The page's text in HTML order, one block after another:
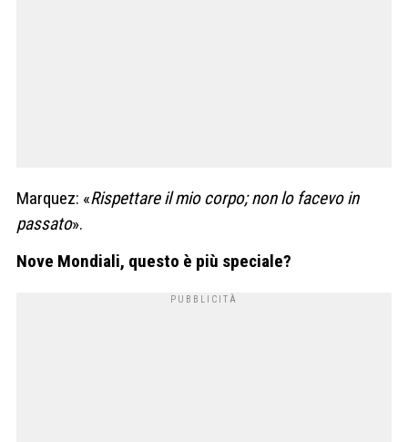
Marquez: «Rispettare il mio corpo; non lo facevo in
passato».
Nove Mondiali, questo è più speciale?